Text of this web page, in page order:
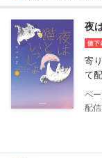
夜
寄
て
配